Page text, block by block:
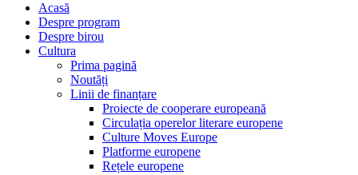
Acasă
Despre program
Despre birou
Cultura
Prima pagină
Noutăți
Linii de finanțare
Proiecte de cooperare europeană
Circulația operelor literare europene
Culture Moves Europe
Platforme europene
Rețele europene